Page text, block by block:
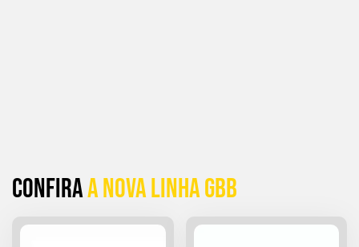
Confiraa Nova linha GBB